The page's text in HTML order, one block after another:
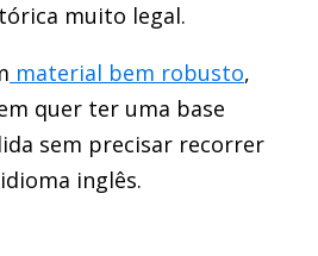
muito legal.
material bem robusto,
quer ter uma base
sem precisar recorrer
inglês.